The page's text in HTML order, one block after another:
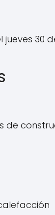
jueves 30
de